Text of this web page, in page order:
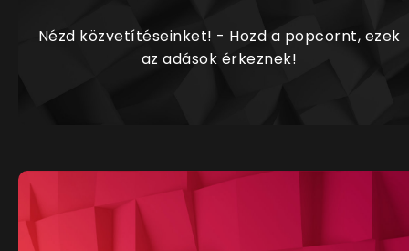
Nézd közvetítéseinket! - Hozd a popcornt, ezek
az adások érkeznek!